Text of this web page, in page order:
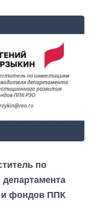
по
и фондов ППК